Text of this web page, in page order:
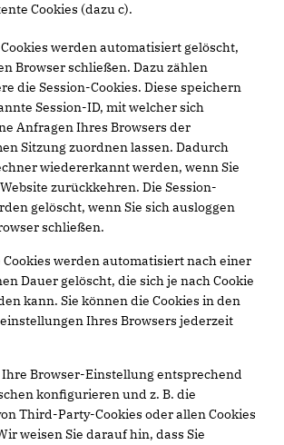
Cookies (dazu c).
werden automatisiert gelöscht,
Browser schließen. Dazu zählen
die Session-Cookies. Diese speichern
Session-ID, mit welcher sich
Anfragen Ihres Browsers der
Sitzung zuordnen lassen. Dadurch
wiedererkannt werden, wenn Sie
zurückkehren. Die Session-
gelöscht, wenn Sie sich ausloggen
schließen.
werden automatisiert nach einer
Dauer gelöscht, die sich je nach Cookie
kann. Sie können die Cookies in den
Ihres Browsers jederzeit
Ihre Browser-Einstellung entsprechend
konfigurieren und z. B. die
Third-Party-Cookies oder allen Cookies
weisen Sie darauf hin, dass Sie